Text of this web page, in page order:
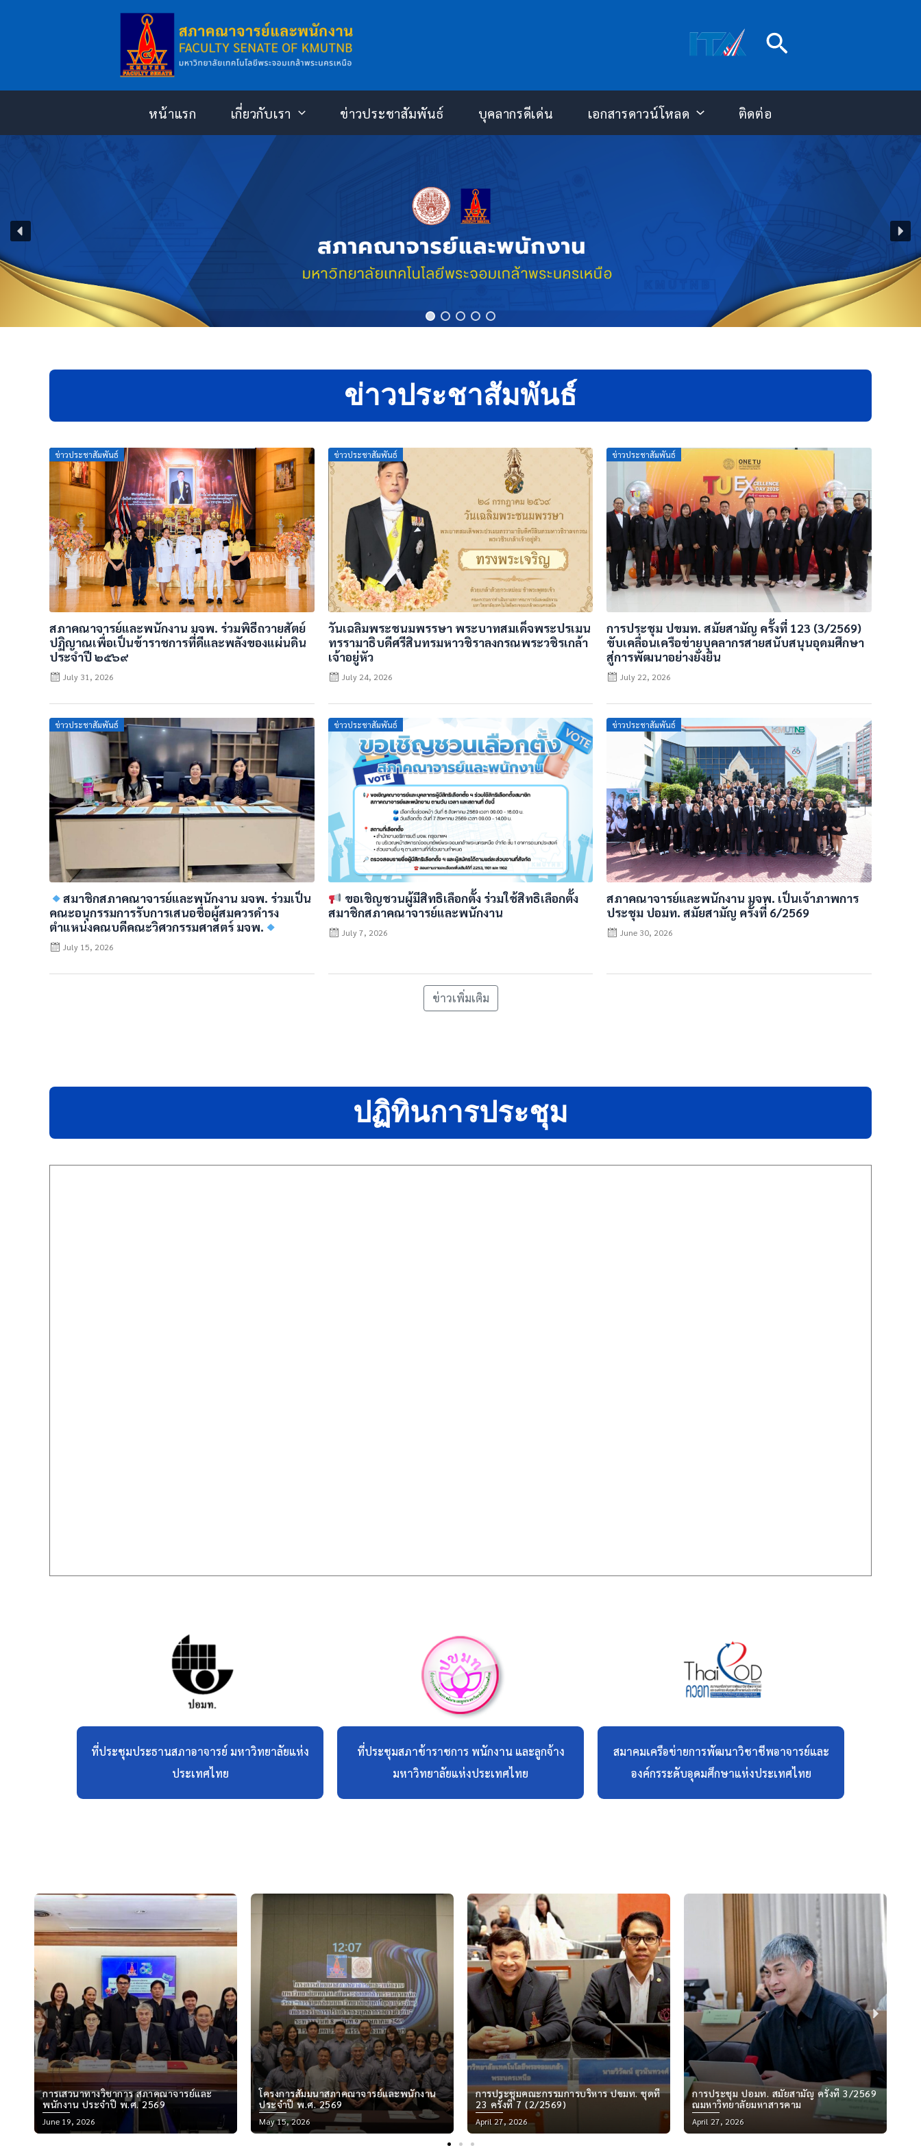
Search
หน้าแรก เกี่ยวกับเรา ข่าวประชาสัมพันธ์ บุคลากรดีเด่น เอกสารดาวน์โหลด ติดต่อ
ข่าวประชาสัมพันธ์
ข่าวประชาสัมพันธ์
สภาคณาจารย์และพนักงาน มจพ. ร่วมพิธีถวายสัตย์
ปฏิญาณเพื่อเป็นข้าราชการที่ดีและพลังของแผ่นดิน
ประจำปี ๒๕๖๙
Posted
on
July 31, 2026
ข่าวประชาสัมพันธ์
วันเฉลิมพระชนมพรรษา พระบาทสมเด็จพระปรเมน
ทรรามาธิบดีศรีสินทรมหาวชิราลงกรณพระวชิรเกล้า
เจ้าอยู่หัว
Posted
July 24, 2026
ข่าวประชาสัมพันธ์
การประชุม ปขมท. สมัยสามัญ ครั้งที่ 123 (3/2569)
ขับเคลื่อนเครือข่ายบุคลากรสายสนับสนุนอุดมศึกษา
สู่การพัฒนาอย่างยั่งยืน
Posted
July 22, 2026
ข่าวประชาสัมพันธ์
สมาชิกสภาคณาจารย์และพนักงาน มจพ. ร่วมเป็น
คณะอนุกรรมการรับการเสนอชื่อผู้สมควรดำรง
ตำแหน่งคณบดีคณะวิศวกรรมศาสตร์ มจพ.
Posted
on
July 15, 2026
ข่าวประชาสัมพันธ์
ขอเชิญชวนผู้มีสิทธิเลือกตั้ง ร่วมใช้สิทธิเลือกตั้ง
สมาชิกสภาคณาจารย์และพนักงาน
Posted
July 7, 2026
ข่าวประชาสัมพันธ์
สภาคณาจารย์และพนักงาน มจพ. เป็นเจ้าภาพการ
ประชุม ปอมท. สมัยสามัญ ครั้งที่ 6/2569
Posted
June 30, 2026
ข่าวเพิ่มเติม
ปฏิทินการประชุม
ที่ประชุมประธานสภาอาจารย์ มหาวิทยาลัยแห่ง
ประเทศไทย
ที่ประชุมสภาข้าราชการ พนักงาน และลูกจ้าง
มหาวิทยาลัยแห่งประเทศไทย
สมาคมเครือข่ายการพัฒนาวิชาชีพอาจารย์และ
องค์กรระดับอุดมศึกษาแห่งประเทศไทย
โครงการสัมมนาสภาคณาจารย์และพนักงาน
ประจำปี พ.ศ. 2569
Posted
on
May 15, 2026
การประชุมคณะกรรมการบริหาร ปขมท. ชุดที่
23 ครั้งที่ 7 (2/2569)
Posted
on
April 27, 2026
การประชุม ปอมท. สมัยสามัญ ครั้งที่ 3/2569
ณมหาวิทยาลัยมหาสารคาม
Posted
on
April 27, 2026
สภาคณาจารย์และพนักงาน มหาวิทยาลัย
เทคโนโลยีพระจอมเกล้าพระนครเหนือ ขอ
แสดงความยินดีกับ ศาสตราจารย์ ดร.ปณิตา
วรรณพิรุณ เนื่องในโอกาสได้รับ
ประกาศนียบัตร “รางวัลอาจารย์ต้นแบบด้าน
Posted
on
March 24, 2026
Previous Next